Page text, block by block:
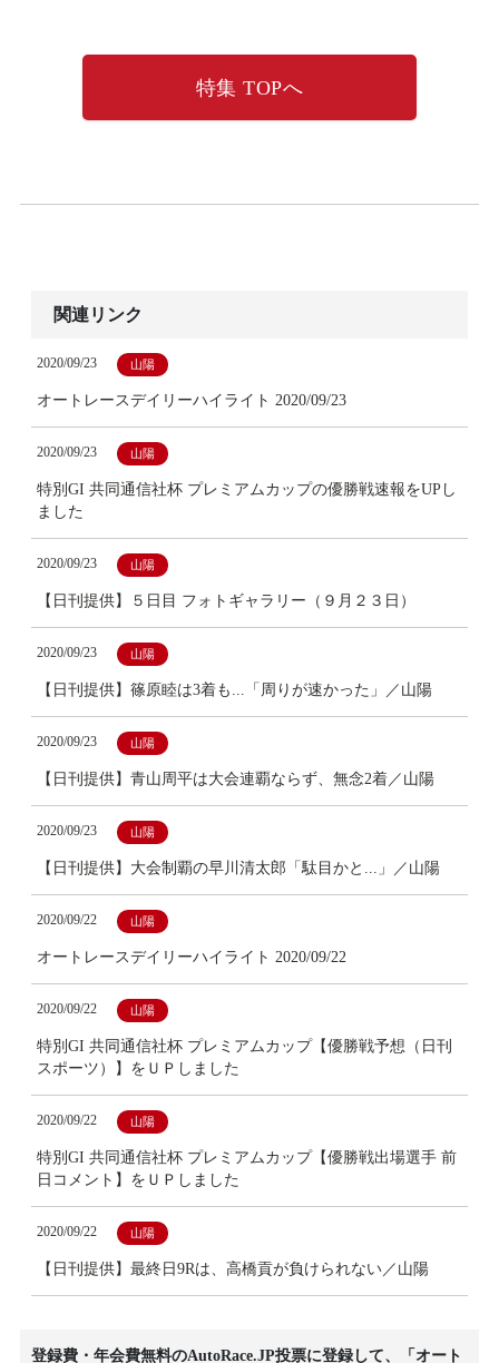
特集 TOPへ
関連リンク
2020/09/23 山陽
オートレースデイリーハイライト 2020/09/23
2020/09/23 山陽
特別GI 共同通信社杯 プレミアムカップの優勝戦速報をUPし
ました
2020/09/23 山陽
【日刊提供】５日目 フォトギャラリー（９月２３日）
2020/09/23 山陽
【日刊提供】篠原睦は3着も...「周りが速かった」／山陽
2020/09/23 山陽
【日刊提供】青山周平は大会連覇ならず、無念2着／山陽
2020/09/23 山陽
【日刊提供】大会制覇の早川清太郎「駄目かと...」／山陽
2020/09/22 山陽
オートレースデイリーハイライト 2020/09/22
2020/09/22 山陽
特別GI 共同通信社杯 プレミアムカップ【優勝戦予想（日刊
スポーツ）】をＵＰしました
2020/09/22 山陽
特別GI 共同通信社杯 プレミアムカップ【優勝戦出場選手 前
日コメント】をＵＰしました
2020/09/22 山陽
【日刊提供】最終日9Rは、高橋貢が負けられない／山陽
登録費・年会費無料のAutoRace.JP投票に登録して、「オート